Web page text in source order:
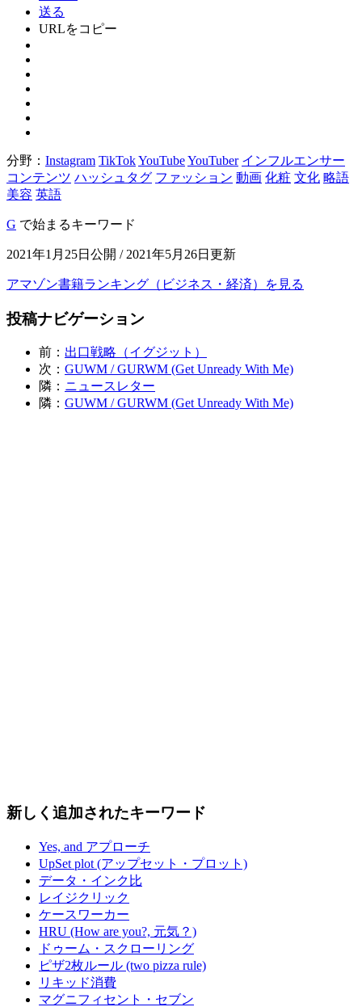
送る
URLをコピー
分野： Instagram TikTokYouTubeYouTuber インフルエンサー
コンテンツ ハッシュタグ ファッション 動画 化粧 文化 略語
美容 英語
G で始まるキーワード
2021年1月25日公開 / 2021年5月26日更新
アマゾン書籍ランキング（ビジネス・経済）を見る
投稿ナビゲーション
前： 出口戦略（イグジット）
次： GUWM / GURWM (Get Unready With Me)
隣： ニュースレター
隣： GUWM / GURWM (Get Unready With Me)
新しく追加されたキーワード
Yes, and アプローチ
UpSet plot (アップセット・プロット)
データ・インク比
レイジクリック
ケースワーカー
HRU (How are you?, 元気？)
ドゥーム・スクローリング
ピザ2枚ルール (two pizza rule)
リキッド消費
マグニフィセント・セブン